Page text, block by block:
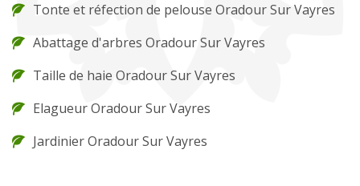
Tonte et réfection de pelouse Oradour Sur Vayres
Abattage d'arbres Oradour Sur Vayres
Taille de haie Oradour Sur Vayres
Elagueur Oradour Sur Vayres
Jardinier Oradour Sur Vayres